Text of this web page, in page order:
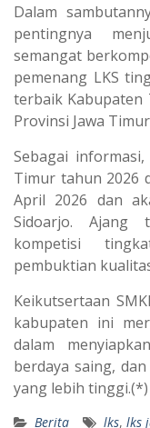
Dalam
pentingnya
semangat
pemenang LKS
terbaik Kabupaten
Provinsi Jawa
Sebagai
Timur tahun 2026
April 2026 dan
Sidoarjo. Ajang
kompetisi
pembuktian
Keikutsertaan
kabupaten ini
dalam
berdaya saing,
yang lebih tinggi.(*)
Berita lks, lks